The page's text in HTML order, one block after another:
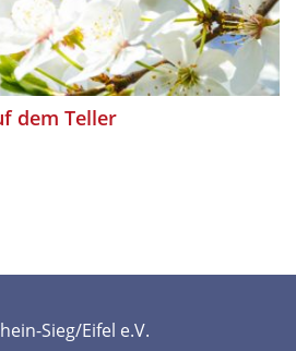
dem Teller
Sieg/Eifel e.V.